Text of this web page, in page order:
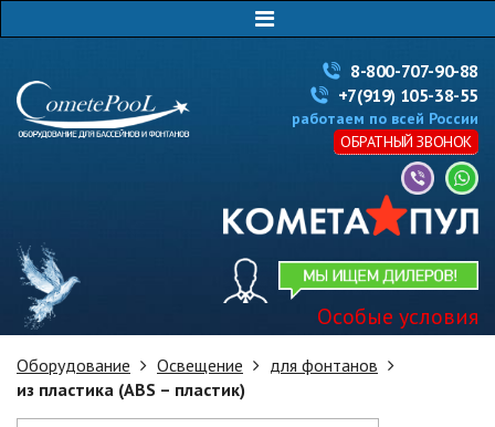
8-800-707-90-88
+7(919) 105-38-55
работаем по всей России
ОБРАТНЫЙ ЗВОНОК
Особые условия
Оборудование Освещение
для фонтанов
из пластика (ABS – пластик)